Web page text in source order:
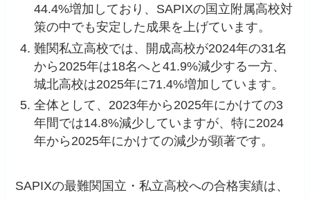
44.4%増加しており、SAPIXの国立附属高校対
策の中でも安定した成果を上げています。
難関私立高校では、開成高校が2024年の31名
から2025年は18名へと41.9%減少する一方、
城北高校は2025年に71.4%増加しています。
全体として、2023年から2025年にかけての3
年間では14.8%減少していますが、特に2024
年から2025年にかけての減少が顕著です。
SAPIXの最難関国立・私立高校への合格実績は、